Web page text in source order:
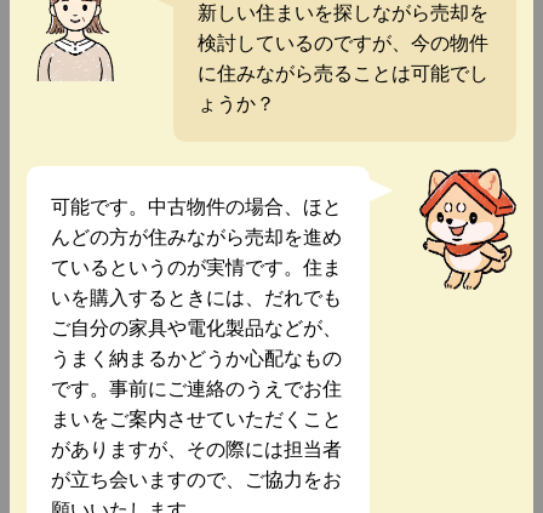
新しい住まいを探しながら売却を
検討しているのですが、今の物件
に住みながら売ることは可能でし
ょうか？
可能です。中古物件の場合、ほと
んどの方が住みながら売却を進め
ているというのが実情です。住ま
いを購入するときには、だれでも
ご自分の家具や電化製品などが、
うまく納まるかどうか心配なもの
です。事前にご連絡のうえでお住
まいをご案内させていただくこと
がありますが、その際には担当者
が立ち会いますので、ご協力をお